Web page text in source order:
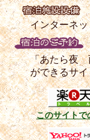
インターネッ
「あたら夜
ができるサイ
このサイトで